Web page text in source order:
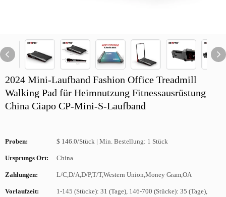
2024 Mini-Laufband Fashion Office Treadmill
Walking Pad für Heimnutzung Fitnessausrüstung
China Ciapo CP-Mini-S-Laufband
Proben: $ 146.0/Stück | Min. Bestellung: 1 Stück
Ursprungs Ort: China
Zahlungen: L/C,D/A,D/P,T/T,Western Union,Money Gram,OA
Vorlaufzeit:
1-145 (Stücke): 31 (Tage), 146-700 (Stücke): 35 (Tage),